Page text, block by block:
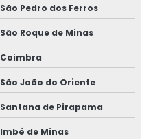
São Pedro dos Ferros
São Roque de Minas
Coimbra
São João do Oriente
Santana de Pirapama
Imbé de Minas